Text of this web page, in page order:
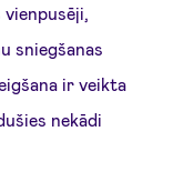
sniegšanas
ir veikta
nekādi